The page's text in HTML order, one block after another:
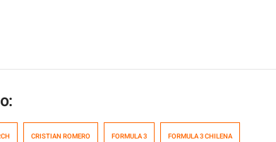
CRISTIAN ROMERO FORMULA 3 FORMULA 3 CHILENA